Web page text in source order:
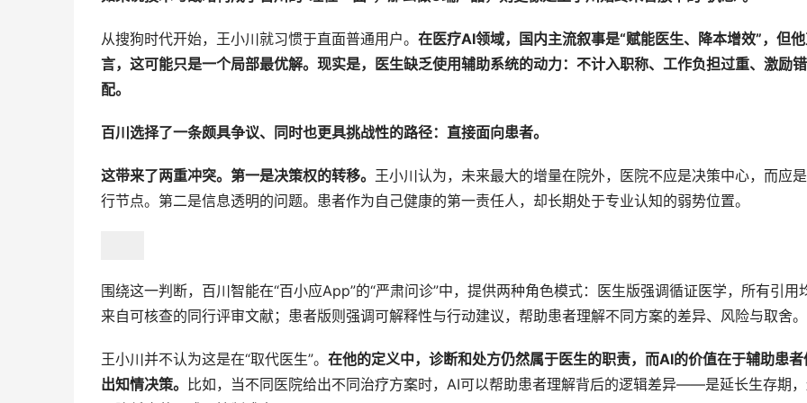
从搜狗时代开始，王小川就习惯于直面普通用户。 在医疗AI领域，国内主流叙事是“赋能医生、降本增效”，但
言，这可能只是一个局部最优解。现实是，医生缺乏使用辅助系统的动力：不计入职称、工作负担过重、激励错
配。
百川选择了一条颇具争议、同时也更具挑战性的路径：直接面向患者。
这带来了两重冲突。第一是决策权的转移。 王小川认为，未来最大的增量在院外，医院不应是决策中心，而应
行节点。第二是信息透明的问题。患者作为自己健康的第一责任人，却长期处于专业认知的弱势位置。